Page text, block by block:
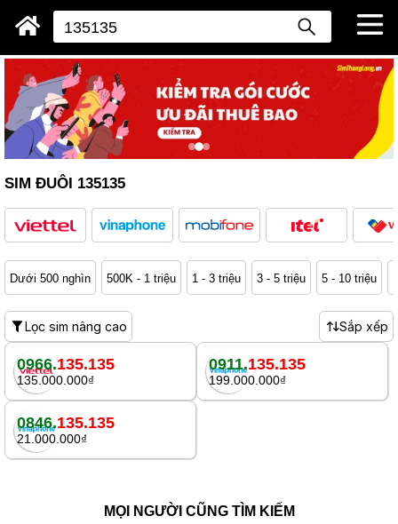
SIM ĐUÔI 135135
Dưới 500 nghìn 500K - 1 triệu 1 - 3 triệu 3 - 5 triệu 5 - 10 triệu
Lọc sim nâng cao Sắp xếp
0966.135.135
135.000.000₫
0911.135.135
199.000.000₫
0846.135.135
21.000.000₫
MỌI NGƯỜI CŨNG TÌM KIẾM